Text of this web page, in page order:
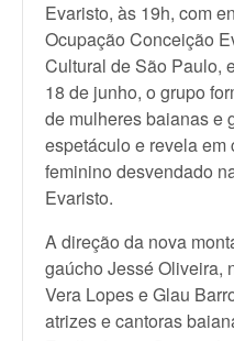
Evaristo, às 19h, com
Ocupação Conceição
Cultural de São Paulo,
18 de junho, o grupo
de mulheres baianas e
espetáculo e revela
feminino desvendado
Evaristo.
A direção da nova
gaúcho Jessé Oliveira,
Vera Lopes e Glau
atrizes e cantoras